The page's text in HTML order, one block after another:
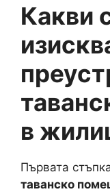
Какви
в
Първата
таванско